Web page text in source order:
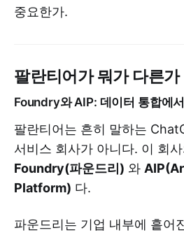
중요한가.
팔란티어가 뭐가 다른가
Foundry와 AIP: 데이터 통합에
팔란티어는 흔히 말하는
서비스 회사가 아니다. 이 회
Foundry(파운드리) 와
Platform) 다.
파운드리는 기업 내부에 흩어